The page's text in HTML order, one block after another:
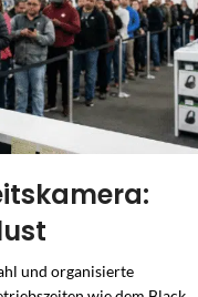
und organisierte